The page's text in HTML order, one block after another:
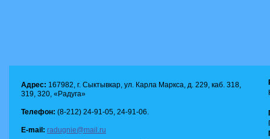
Адрес: 167982, г. Сыктывкар, ул. Карла Маркса, д. 229, каб. 318,
319, 320, «Радуга»
Телефон: (8-212) 24-91-05, 24-91-06.
E-mail: radugnie@mail.ru